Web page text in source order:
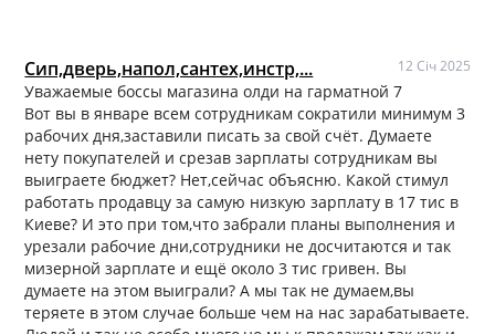
Сип,дверь,напол,сантех,инстр,... 12 Січ 2025
Уважаемые боссы магазина олди на гарматной 7
Вот вы в январе всем сотрудникам сократили минимум 3
рабочих дня,заставили писать за свой счёт. Думаете
нету покупателей и срезав зарплаты сотрудникам вы
выиграете бюджет? Нет,сейчас объясню. Какой стимул
работать продавцу за самую низкую зарплату в 17 тис в
Киеве? И это при том,что забрали планы выполнения и
урезали рабочие дни,сотрудники не досчитаются и так
мизерной зарплате и ещё около 3 тис гривен. Вы
думаете на этом выиграли? А мы так не думаем,вы
теряете в этом случае больше чем на нас зарабатываете.